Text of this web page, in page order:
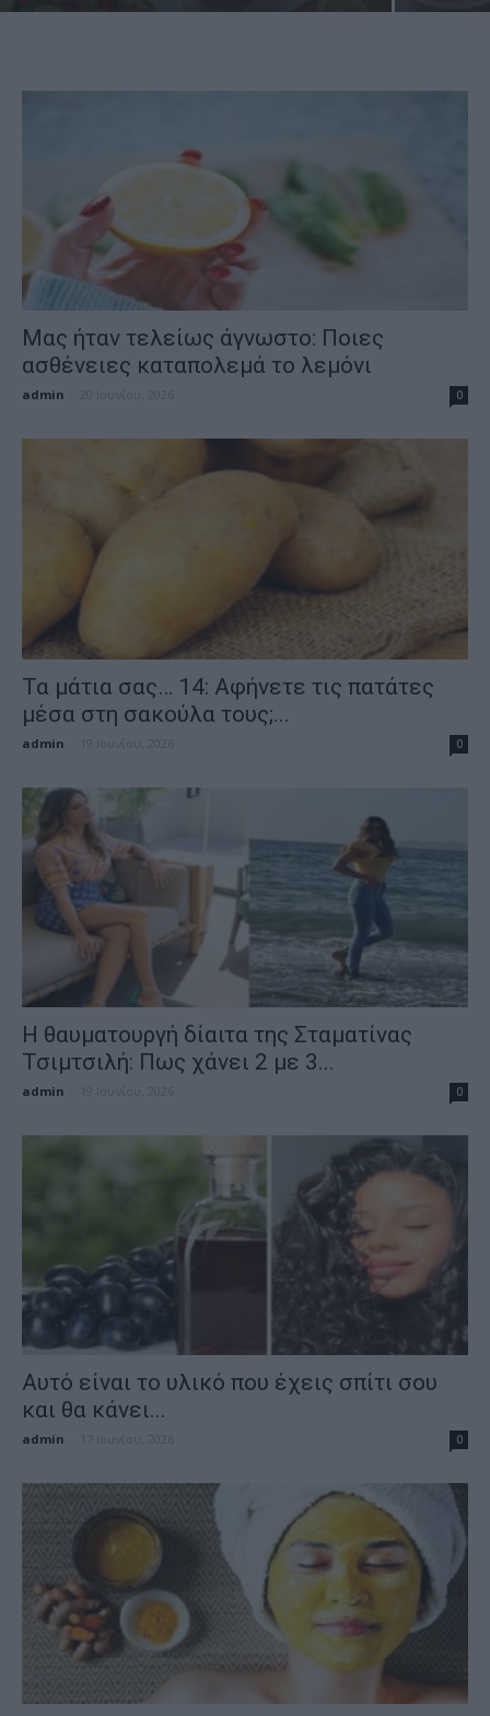
Μας ήταν τελείως άγνωστο: Ποιες
ασθένειες καταπολεμά το λεμόνι
admin 0
Τα μάτια σας… 14: Αφήνετε τις πατάτες
μέσα στη σακούλα τους;...
admin 0
Η θαυματουργή δίαιτα της Σταματίνας
Τσιμτσιλή: Πως χάνει 2 με 3...
admin 0
Αυτό είναι το υλικό που έχεις σπίτι σου
και θα κάνει...
admin 0